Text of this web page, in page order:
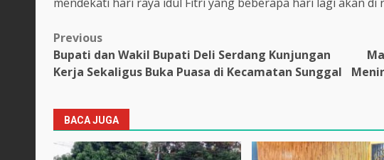
Post
navigation
Previous
Bupati dan Wakil Bupati Deli Serdang Kunjungan
Kerja Sekaligus Buka Puasa di Kecamatan Sunggal
BACA JUGA